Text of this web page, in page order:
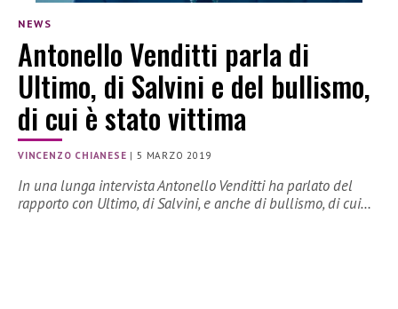
NEWS
Antonello Venditti parla di
Ultimo, di Salvini e del bullismo,
di cui è stato vittima
VINCENZO CHIANESE |5 MARZO 2019
In una lunga intervista Antonello Venditti ha parlato del
rapporto con Ultimo, di Salvini, e anche di bullismo, di cui…